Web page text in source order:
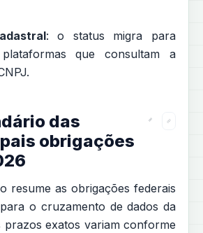
: o status migra para
que consultam a
das
obrigações
resume as obrigações federais
o cruzamento de dados da
prazos exatos variam conforme